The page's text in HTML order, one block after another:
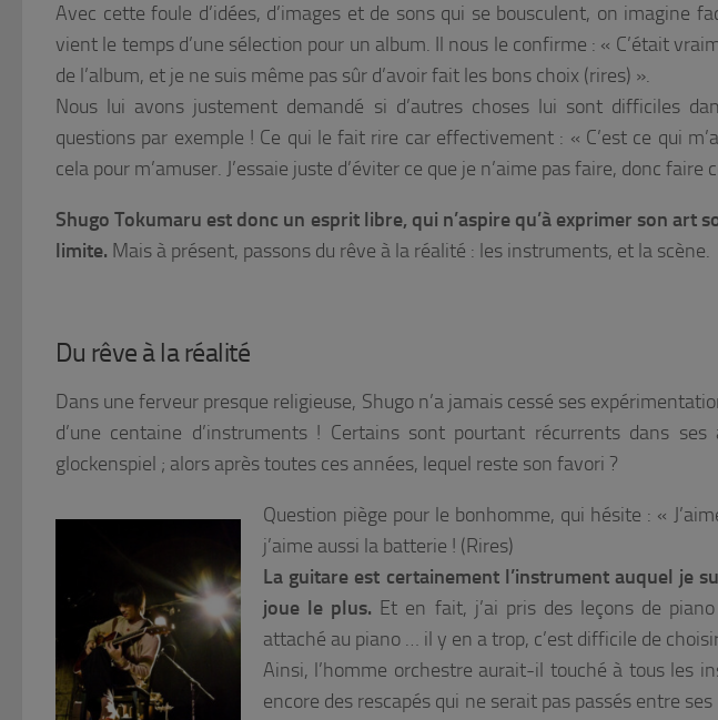
Avec cette foule d’idées, d’images et de sons qui se bousculent, on imagine
vient le temps d’une sélection pour un album. Il nous le confirme : « C’était
de l’album, et je ne suis même pas sûr d’avoir fait les bons choix (rires) ».
Nous lui avons justement demandé si d’autres choses lui sont difficiles
questions par exemple ! Ce qui le fait rire car effectivement : « C’est ce qui
cela pour m’amuser. J’essaie juste d’éviter ce que je n’aime pas faire, donc
Shugo Tokumaru est donc un esprit libre, qui n’aspire qu’à exprimer son art
limite. Mais à présent, passons du rêve à la réalité : les instruments, et la scène.
Du rêve à la réalité
Dans une ferveur presque religieuse, Shugo n’a jamais cessé ses
d’une centaine d’instruments ! Certains sont pourtant récurrents dans
glockenspiel ; alors après toutes ces années, lequel reste son favori ?
Question piège pour le bonhomme, qui hésite : «
j’aime aussi la batterie ! (Rires)
La guitare est certainement l’instrument auquel je
joue le plus. Et en fait, j’ai pris des leçons de
attaché au piano … il y en a trop, c’est difficile de
Ainsi, l’homme orchestre aurait-il touché à tous les
encore des rescapés qui ne serait pas passés entre